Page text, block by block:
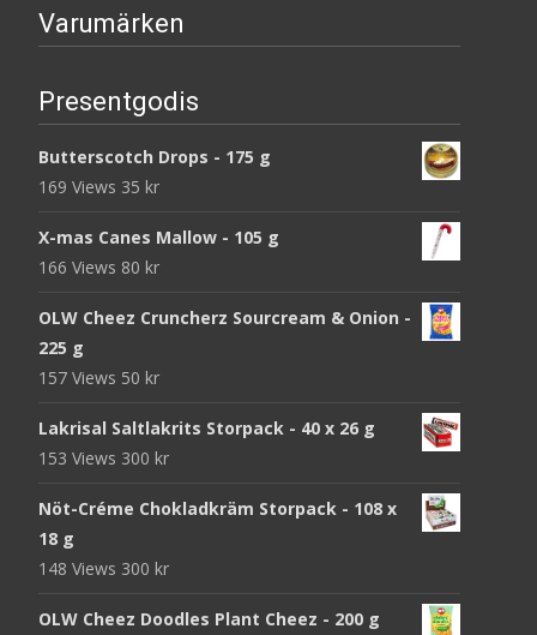
Varumärken
Presentgodis
Butterscotch Drops - 175 g
169 Views 35 kr
X-mas Canes Mallow - 105 g
166 Views 80 kr
OLW Cheez Cruncherz Sourcream & Onion -
225 g
157 Views 50 kr
Lakrisal Saltlakrits Storpack - 40 x 26 g
153 Views 300 kr
Nöt-Créme Chokladkräm Storpack - 108 x
18 g
148 Views 300 kr
OLW Cheez Doodles Plant Cheez - 200 g